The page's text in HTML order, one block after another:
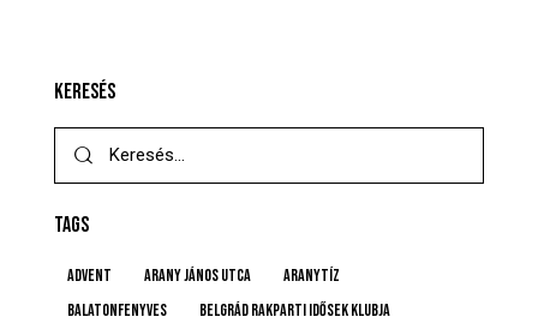
KERESÉS
TAGS
advent Arany János utca
Aranytíz
Balatonfenyves
Belgrád Rakparti Idősek Klubja